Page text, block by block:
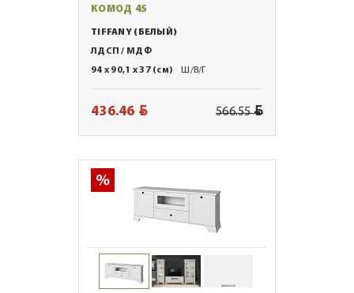
КОМОД 4S
TIFFANY (БЕЛЫЙ)
ЛДСП / МДФ
94 x 90,1 x 37 (см)
Ш/В/Г
436.46 BYN 566.55BYN